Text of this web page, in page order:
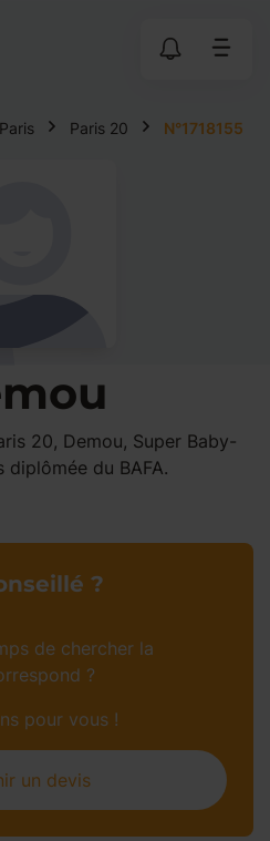
Paris Paris 20 N°1718155
20, Demou, Super Baby-
diplômée du BAFA.
?
de chercher la
?
pour vous !
un devis